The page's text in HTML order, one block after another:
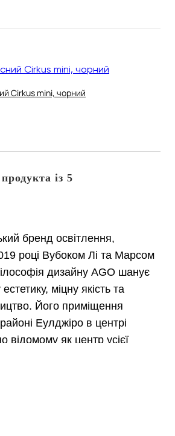
Cirkus mini, чорний
із 5
бренд освітлення,
році Вубоком Лі та Марсом
дизайну AGO шанує
міцну якість та
Його приміщення
Еулджіро в центрі
відомому як центр усієї
промисловості. Нині цей
багатьма кваліфікованими
Назва бренду
слова для старих